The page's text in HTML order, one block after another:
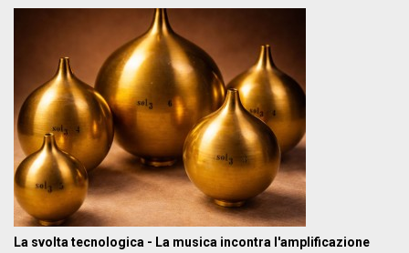
La svolta tecnologica - La musica incontra l'amplificazione